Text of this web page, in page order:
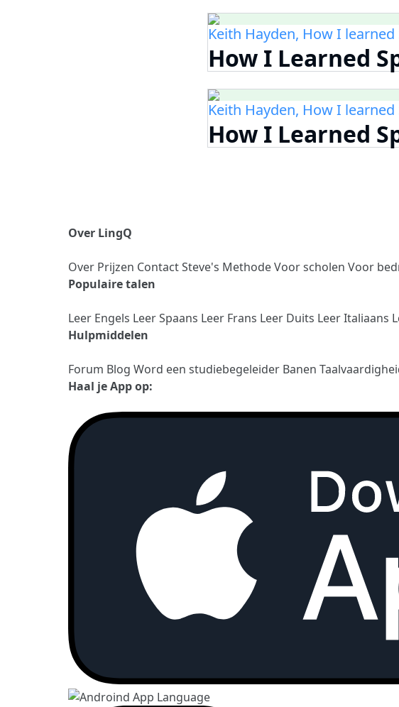
Keith Hayden, How I learned
How I Learned
Keith Hayden, How I learned
How I Learned
Over LingQ
Over Prijzen ContactSteve's MethodeVoor scholen Voor
Populaire talen
Leer Engels Leer Spaans Leer Frans Leer Duits Leer Italiaans
Hulpmiddelen
Forum Blog Word een studiebegeleider Banen
Haal je App op: